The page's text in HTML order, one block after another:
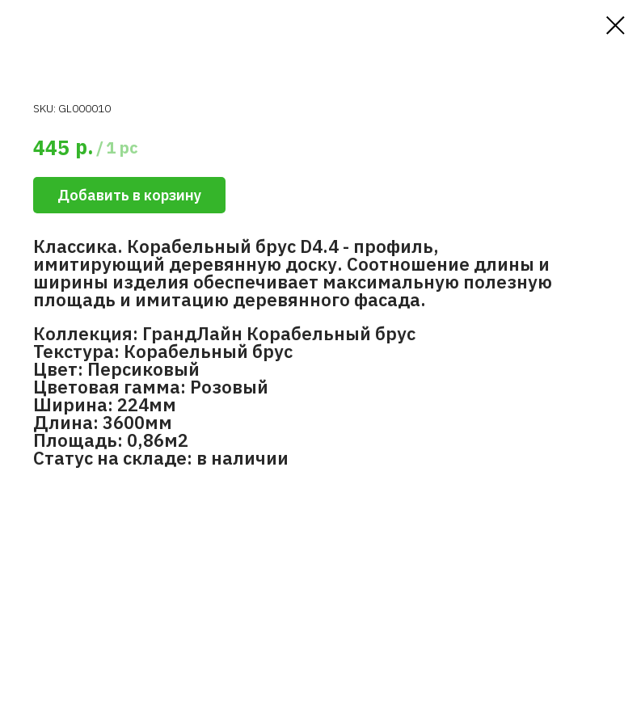
SKU: GL000010
445 р. /1 pc
Добавить в корзину
Классика. Корабельный брус D4.4 - профиль,
имитирующий деревянную доску. Соотношение длины и
ширины изделия обеспечивает максимальную полезную
площадь и имитацию деревянного фасада.
Коллекция: ГрандЛайн Корабельный брус
Текстура: Корабельный брус
Цвет: Персиковый
Цветовая гамма: Розовый
Ширина: 224мм
Длина: 3600мм
Площадь: 0,86м2
Статус на складе: в наличии